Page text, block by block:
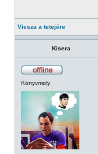
Vissza a tetejére
Kisera
Könyvmoly